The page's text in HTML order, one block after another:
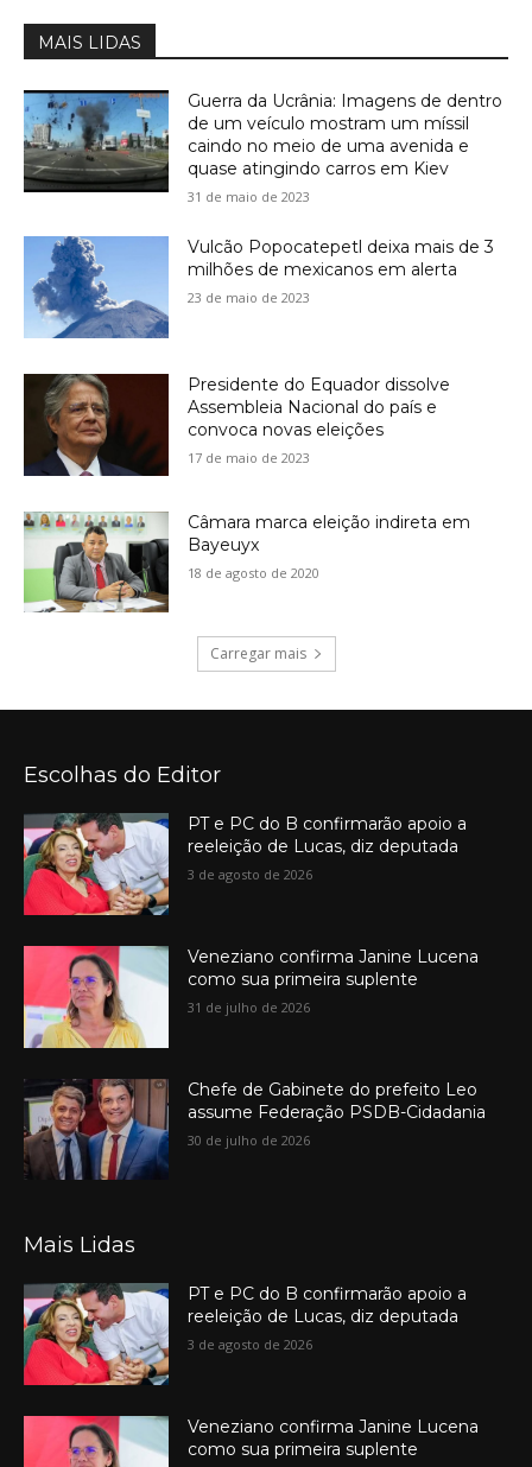
MAIS LIDAS
Guerra da Ucrânia: Imagens de dentro
de um veículo mostram um míssil
caindo no meio de uma avenida e
quase atingindo carros em Kiev
31 de maio de 2023
Vulcão Popocatepetl deixa mais de 3
milhões de mexicanos em alerta
23 de maio de 2023
Presidente do Equador dissolve
Assembleia Nacional do país e
convoca novas eleições
17 de maio de 2023
Câmara marca eleição indireta em
Bayeuyx
18 de agosto de 2020
Carregar mais
Escolhas do Editor
PT e PC do B confirmarão apoio a
reeleição de Lucas, diz deputada
3 de agosto de 2026
Veneziano confirma Janine Lucena
como sua primeira suplente
31 de julho de 2026
Chefe de Gabinete do prefeito Leo
assume Federação PSDB-Cidadania
30 de julho de 2026
Mais Lidas
PT e PC do B confirmarão apoio a
reeleição de Lucas, diz deputada
3 de agosto de 2026
Veneziano confirma Janine Lucena
como sua primeira suplente